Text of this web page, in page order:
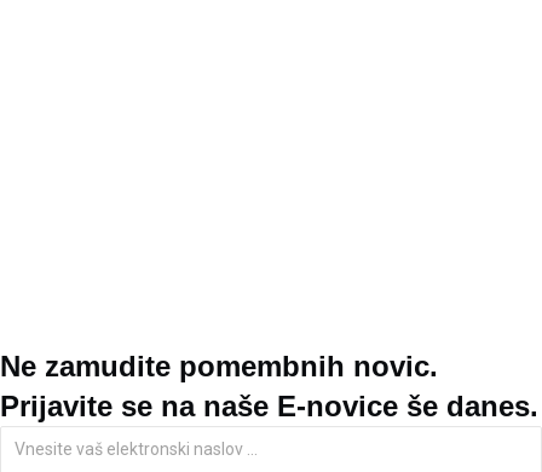
Ne zamudite pomembnih novic.
Prijavite se na naše E-novice še danes.